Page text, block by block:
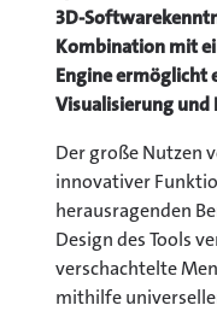
3D-
Kombination mit
Engine ermöglicht
Visualisierung
Der große Nutzen
innovativer
herausragenden
Design des Tools
verschachtelte
mithilfe